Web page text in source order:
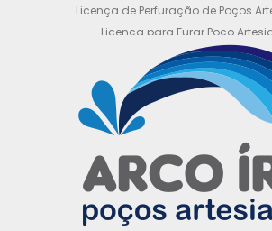
Licença de Perfuração de Poços
Licença para Furar Poço
Licença para Perfuração de Poço
Licença para Poço Semi
Manutenção de Poço Semi
Manutenção Preventiva de Poços
Obtenha sua Licença de Perfuração
o Artesiano
Orçamento de Poço Semi
Orçamento para Perfuração de
ano